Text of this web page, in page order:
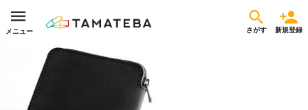
メニュー さがす 新規登録